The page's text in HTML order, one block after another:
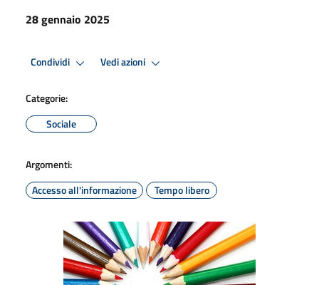
28 gennaio 2025
Condividi Vedi azioni
Categorie:
Sociale
Argomenti:
Accesso all'informazione
Tempo libero